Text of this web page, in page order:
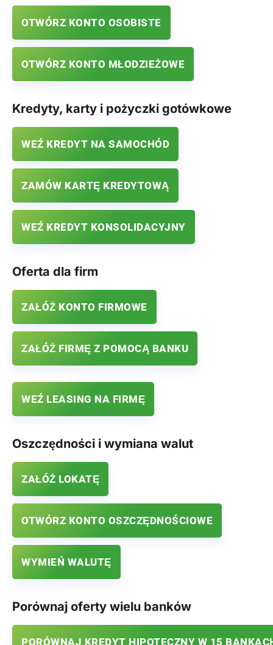
OTWÓRZ KONTO OSOBISTE
OTWÓRZ KONTO MŁODZIEŻOWE
Kredyty, karty i pożyczki gotówkowe
WEŹ KREDYT NA SAMOCHÓD
ZAMÓW KARTĘ KREDYTOWĄ
WEŹ KREDYT KONSOLIDACYJNY
Oferta dla firm
ZAŁÓŻ KONTO FIRMOWE
ZAŁÓŻ FIRMĘ Z POMOCĄ BANKU
WEŹ LEASING NA FIRMĘ
Oszczędności i wymiana walut
ZAŁÓŻ LOKATĘ
OTWÓRZ KONTO OSZCZĘDNOŚCIOWE
WYMIEŃ WALUTĘ
Porównaj oferty wielu banków
PORÓWNAJ KREDYT HIPOTECZNY W 15